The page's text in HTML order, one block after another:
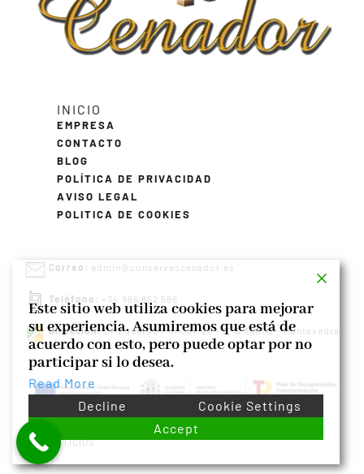
INICIO
EMPRESA
CONTACTO
BLOG
POLÍTICA DE PRIVACIDAD
AVISO LEGAL
POLITICA DE COOKIES
Correo: admin@conservascenador.es
Teléfono: +34 986 862 586
Dirección:C/ Eduardo Pondal, 26 – 5º A 36003 – Pontevedra
©2023 CONSERVAS CENADOR – CONSERVAS Y PRODUCTOS
ALIMENTICIOS
Este sitio web utiliza cookies para mejorar
su experiencia. Asumiremos que está de
acuerdo con esto, pero puede optar por no
participar si lo desea.
Read More
Decline
Cookie Settings
Accept